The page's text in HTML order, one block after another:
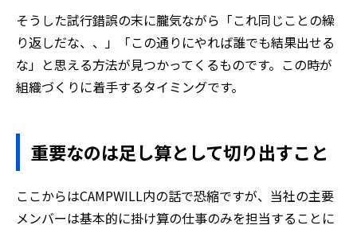
そうした試行錯誤の末に朧気ながら「これ同じことの繰
り返しだな、、」「この通りにやれば誰でも結果出せる
な」と思える方法が見つかってくるものです。この時が
組織づくりに着手するタイミングです。
重要なのは足し算として切り出すこと
ここからはCAMPWILL内の話で恐縮ですが、当社の主要
メンバーは基本的に掛け算の仕事のみを担当することに